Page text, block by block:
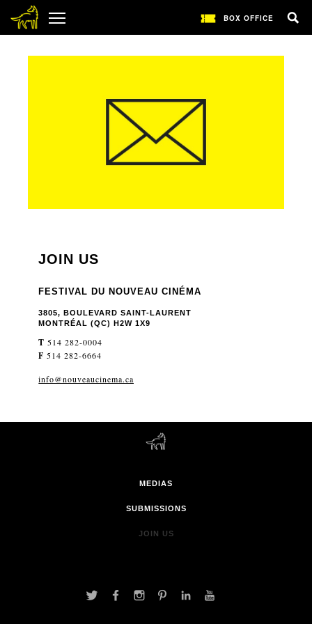
BOX OFFICE
JOIN US
FESTIVAL DU NOUVEAU CINÉMA
3805, BOULEVARD SAINT-LAURENT
MONTRÉAL (QC) H2W 1X9
T 514 282-0004
F 514 282-6664
info@nouveaucinema.ca
MEDIAS
SUBMISSIONS
JOIN US